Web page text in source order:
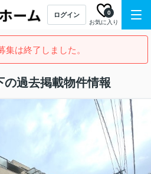
ログイン
お気に入り
0
集は終了しました。
過去掲載物件情報